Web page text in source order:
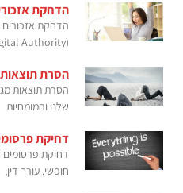
הדחקת
הדחקת אזכורים
(Digital Authority) היא הבסיס
הסרת
הסרת תוצאות
שלנו והמומחיות
דחיקת
דחיקת
חופשי, עורך דין,